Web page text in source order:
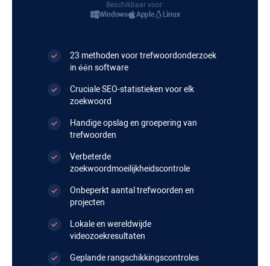
Beschikbaar voor:
Windows
Apple Linux
23 methoden voor trefwoordonderzoek
in één software
Cruciale SEO-statistieken voor elk
zoekwoord
Handige opslag en groepering van
trefwoorden
Verbeterde
zoekwoordmoeilijkheidscontrole
Onbeperkt aantal trefwoorden en
projecten
Lokale en wereldwijde
videozoekresultaten
Geplande rangschikkingscontroles